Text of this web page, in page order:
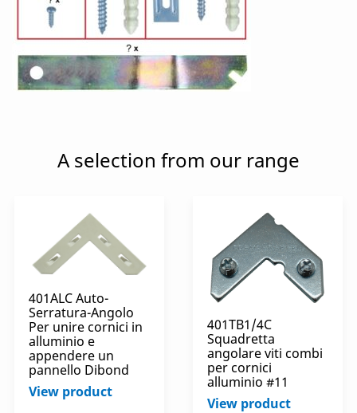
A selection from our range
401ALC Auto-
Serratura-Angolo
Per unire cornici in
alluminio e
appendere un
pannello Dibond
View product
401TB1/4C
Squadretta
angolare viti combi
per cornici
alluminio #11
View product